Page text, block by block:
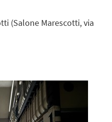
(Salone Marescotti, via